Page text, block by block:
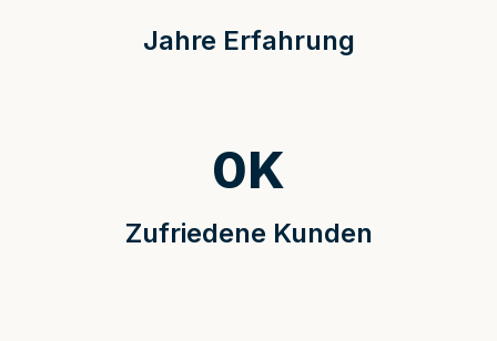
Jahre Erfahrung
Zufriedene Kunden
0K